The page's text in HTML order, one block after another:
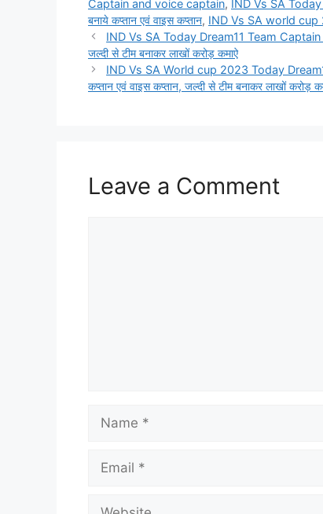
Captain and voice captain, IND Vs SA
बनाये कप्तान एवं वाइस कप्तान, IND Vs SA world cup
IND Vs SA Today Dream11 Team Captain
जल्दी से टीम बनाकर लाखों करोड़ कमाऐ
IND Vs SA World cup 2023 Today
कप्तान एवं वाइस कप्तान, जल्दी से टीम बनाकर लाखों करोड़
Leave a Comment